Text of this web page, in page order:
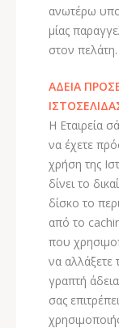
ανωτέρω
μίας
στον πελάτη.
ΑΔΕΙΑ
Η Εταιρεία
να έχετε
χρήση της
δίνει το
δίσκο το
από το
που
να αλλάξετε
γραπτή
σας